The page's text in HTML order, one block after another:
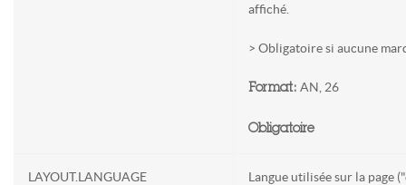
affiché.
> Obligatoire si aucune
Format: AN, 26
Obligatoire
LAYOUT.LANGUAGE Langue utilisée sur la page